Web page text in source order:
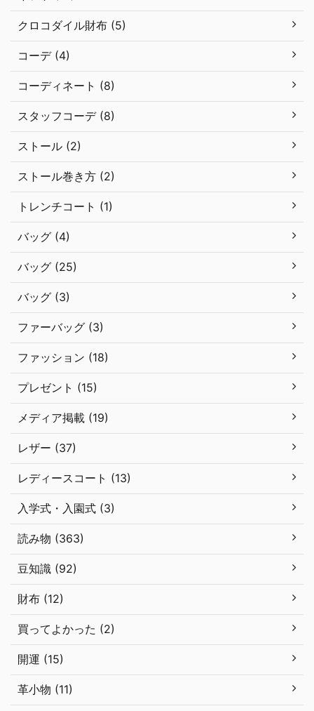
クロコダイル財布 (5)
コーデ (4)
コーディネート (8)
スタッフコーデ (8)
ストール (2)
ストール巻き方 (2)
トレンチコート (1)
バッグ (4)
バッグ (25)
バッグ (3)
ファーバッグ (3)
ファッション (18)
プレゼント (15)
メディア掲載 (19)
レザー (37)
レディースコート (13)
入学式・入園式 (3)
読み物 (363)
豆知識 (92)
財布 (12)
買ってよかった (2)
開運 (15)
革小物 (11)